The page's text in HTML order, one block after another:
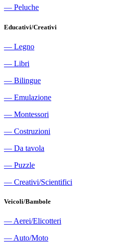
― Peluche
Educativi/Creativi
― Legno
― Libri
― Bilingue
― Emulazione
― Montessori
― Costruzioni
― Da tavola
― Puzzle
― Creativi/Scientifici
Veicoli/Bambole
― Aerei/Elicotteri
― Auto/Moto